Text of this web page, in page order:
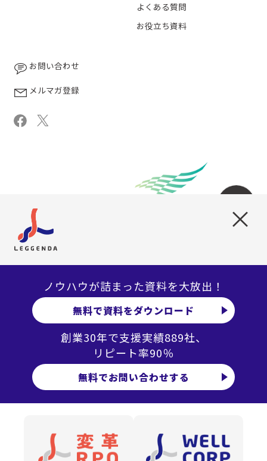
×
ノウハウが詰まった資料を大放出！
無料で資料をダウンロード
創業30年で支援実績889社、
リピート率90％
無料でお問い合わせする
よくある質問
お役立ち資料
お問い合わせ
メルマガ登録
個人情報保護方針
特定個人情報保護方針
お問い合わせ窓口一覧